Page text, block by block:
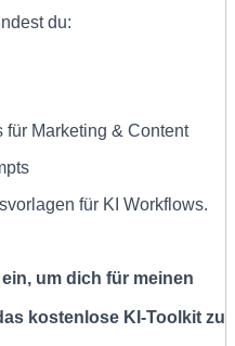
du:
für Marketing & Content
für KI Workflows.
um dich für meinen
kostenlose KI-Toolkit zu